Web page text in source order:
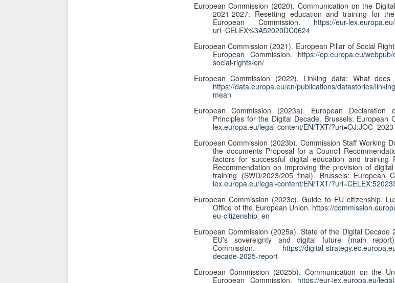
European Commission (2020). Communication on the
2021-2027: Resetting education and training for
European Commission. https://eur-
uri=CELEX%3A52020DC0624
European Commission (2021). European Pillar of Social
European Commission. https://op.europa.eu/
social-rights/en/
European Commission (2022). Linking data: What
https://data.europa.eu/en/publications/datastories/
mean
European Commission (2023a). European
Principles for the Digital Decade. Brussels: European
lex.europa.eu/legal-content/EN/TXT/
European Commission (2023b). Commission Staff Working
the documents Proposal for a Council
factors for successful digital education and training
Recommendation on improving the provision of
training (SWD/2023/205 final). Brussels: European
lex.europa.eu/legal-content/EN/TXT/
European Commission (2023c). Guide to EU citizenship.
Office of the European Union. https://
eu-citizenship_en
European Commission (2025a). State of the Digital Decade
EU’s sovereignty and digital future (main
Commission. https://digital-
decade-2025-report
European Commission (2025b). Communication on the
European Commission. https://eur-lex.europa.eu/